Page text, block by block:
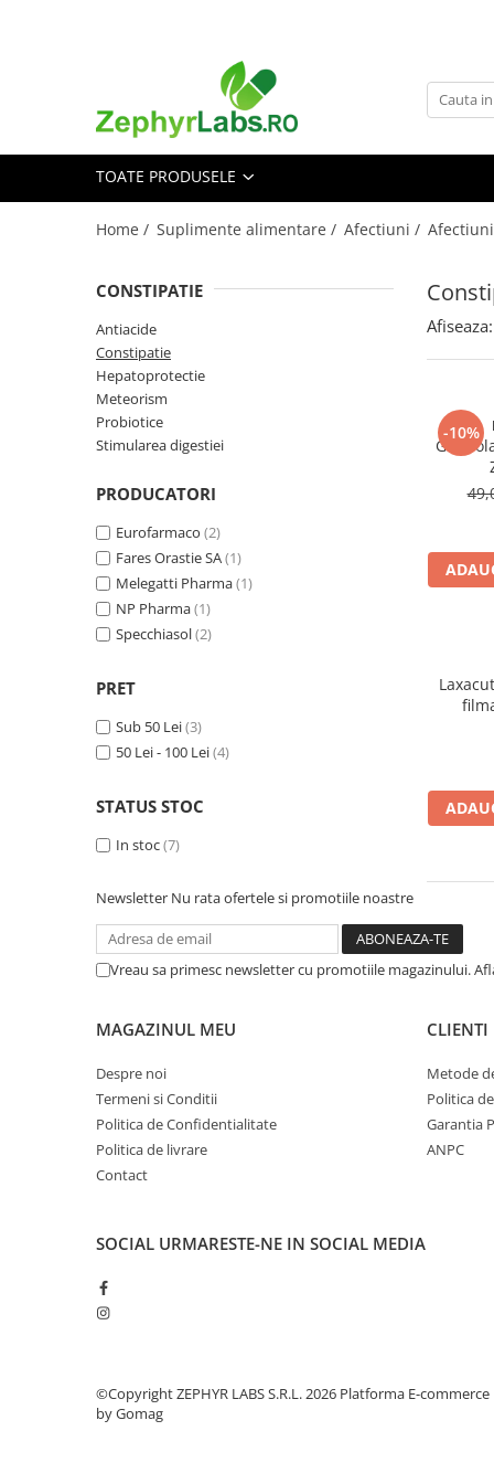
Alimentatie sanatoasa
Ingrijire și cosmetice
Scutece si servetele
Cosmetice copii
Protectie anti-insecte
Hrana pentru bebelusi
Suplimente alimentare copii
Produse antiparazitare
Sarcina si alaptare
Altele-Mama si copil
Ingrijire maini si picioare
Igiena orala
Scutece adulti
Produse anti-insecte
Protectie solara
Produse tehnico-medicale
Aparatura medicala
Altele-Produse tehnico-medicale
Teste de sarcina si ovulatie
Vitamine si minerale
TOATE PRODUSELE
Home / Suplimente alimentare / Afectiuni /
CONSTIPATIE
Antiacide
Constipatie
Hepatoprotectie
Meteorism
Probiotice
Stimularea digestiei
PRODUCATORI
Eurofarmaco (2)
Fares Orastie SA(1)
Melegatti Pharma(1)
NP Pharma(1)
Specchiasol(2)
PRET
Sub 50 Lei(3)
50 Lei - 100 Lei(4)
STATUS STOC
In stoc(7)
Afiseaza:
-10%
Newsletter Nu rata ofertele si promotiile noastre
Vreau sa primesc newsletter cu promotiile magazinului.
MAGAZINUL MEU
Despre noi
Termeni si Conditii
Politica de Confidentialitate
Politica de livrare
Contact
CLIENTI
Metode
Politica
Garantia
ANPC
SOCIAL URMARESTE-NE IN SOCIAL MEDIA
©Copyright ZEPHYR LABS S.R.L. 2026 Platforma E-commerce
by Gomag